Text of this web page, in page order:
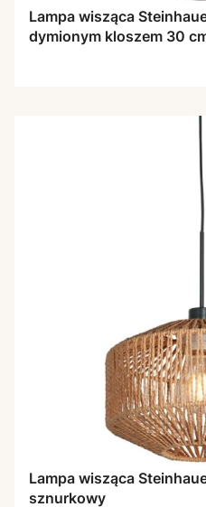
Lampa wisząca
dymionym kloszem 30
Lampa wisząca
sznurkowy